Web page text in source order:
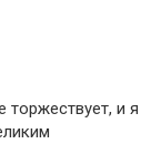
торжествует, и я